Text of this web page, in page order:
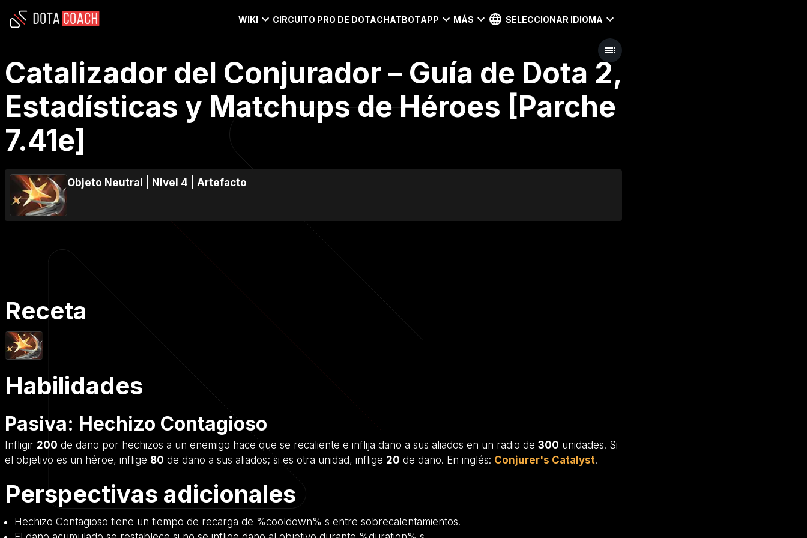
WIKI CIRCUITO PRO DE DOTACHATBOTAPP MÁS SELECCIONAR IDIOMA
Catalizador del Conjurador – Guía de Dota 2,
Estadísticas y Matchups de Héroes [Parche
7.41e]
Objeto Neutral Nivel 4 Artefacto
Receta
Habilidades
Pasiva: Hechizo Contagioso
Infligir 200 de daño por hechizos a un enemigo hace que se recaliente e inflija daño a sus aliados en un radio de 300 unidades. Si
el objetivo es un héroe, inflige 80 de daño a sus aliados; si es otra unidad, inflige 20 de daño. En inglés: Conjurer's Catalyst.
Perspectivas adicionales
Hechizo Contagioso tiene un tiempo de recarga de %cooldown% s entre sobrecalentamientos.